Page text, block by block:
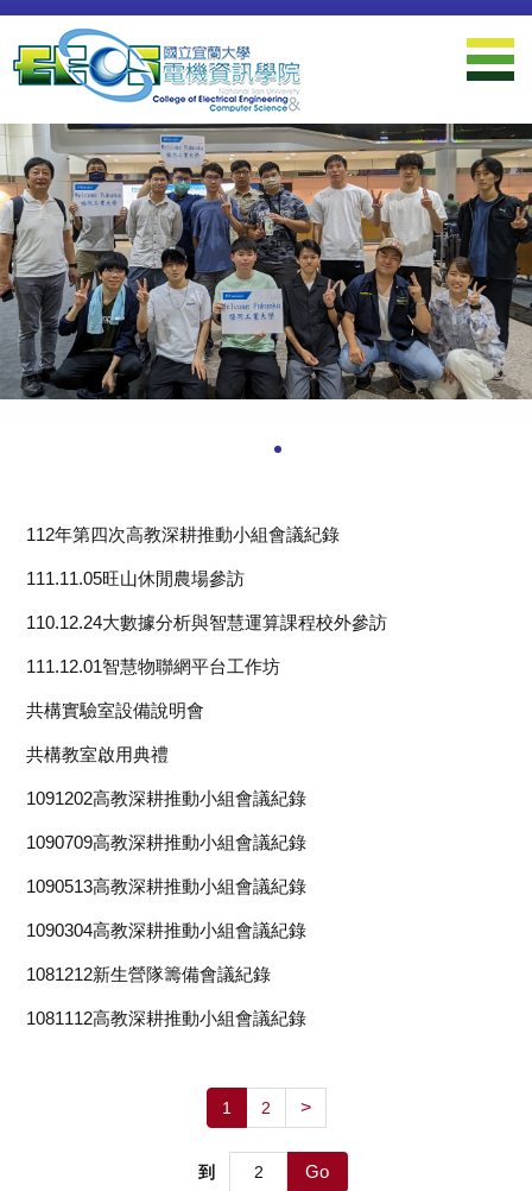
跳
到
主
要
容
區
112年第四次高教深耕推動小組會議紀錄
111.11.05旺山休閒農場參訪
110.12.24大數據分析與智慧運算課程校外參訪
111.12.01智慧物聯網平台工作坊
共構實驗室設備說明會
共構教室啟用典禮
1091202高教深耕推動小組會議紀錄
1090709高教深耕推動小組會議紀錄
1090513高教深耕推動小組會議紀錄
1090304高教深耕推動小組會議紀錄
1081212新生營隊籌備會議紀錄
1081112高教深耕推動小組會議紀錄
1 2 >
到 Go